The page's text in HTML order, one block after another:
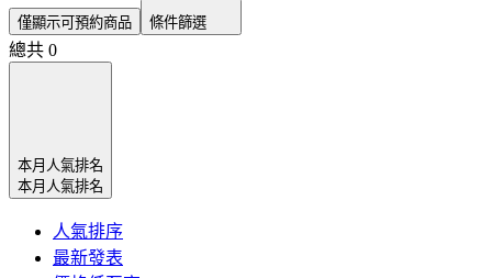
僅顯示可預約商品 條件篩選
總共 0
本月人氣排名
本月人氣排名
人氣排序
最新發表